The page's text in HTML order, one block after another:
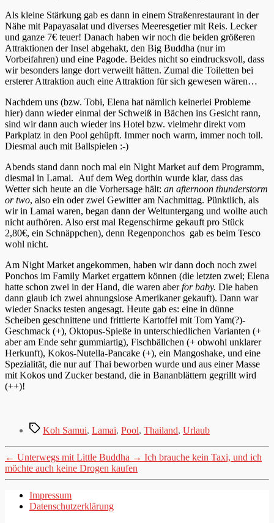
Als kleine Stärkung gab es dann in einem Straßenrestaurant in der
Nähe mit Papayasalat und diverses Meeresgetier mit Reis. Lecker
und ganze 7€ teuer! Danach haben wir noch die beiden größeren
Attraktionen der Insel abgehakt, den Big Buddha (nur im
Vorbeifahren) und eine Pagode. Beides nicht so eindrucksvoll, dass
wir besonders lange dort verweilt hätten. Zumal die Toiletten bei
ersterer Attraktion auch eine Attraktion für sich gewesen wären…
Nachdem uns (bzw. Tobi, Elena hat nämlich keinerlei Probleme
hier) dann wieder einmal der Schweiß in Bächen ins Gesicht rann,
sind wir dann auch wieder ins Hotel bzw. vielmehr direkt vom
Parkplatz in den Pool gehüpft. Immer noch warm, immer noch toll.
Diesmal auch mit Ballspielen :-)
Abends stand dann noch mal ein Night Market auf dem Programm,
diesmal in Lamai. Auf dem Weg dorthin wurde klar, dass das
Wetter sich heute an die Vorhersage hält: an afternoon thunderstorm
or two, also ein oder zwei Gewitter am Nachmittag. Pünktlich, als
wir in Lamai waren, began dann der Weltuntergang und wollte auch
nicht aufhören. Also erst mal Regenschirme gekauft pro Stück
2,80€, ein Schnäppchen), denn Regenponchos gab es beim Tesco
wohl nicht.
Am Night Market angekommen, haben wir dann doch noch zwei
Ponchos im Family Market ergattern können (die letzten zwei; Elena
hatte schon zwei in der Hand, die waren aberfor baby. Die haben
dann glaub ich zwei ahnungslose Amerikaner gekauft). Dann war
wieder Snacks testen angesagt. Heute gab es: eine in dünne
Scheiben geschnittene und frittierte Kartoffel mit Tom Yam(?)-
Geschmack (+), Oktopus-Spieße in unterschiedlichen Varianten (+
aber am Ende sehr gummiartig), Fischbällchen (+ obwohl unklarer
Herkunft), Kokos-Nutella-Pancake (+), ein Mangoshake, und eine
Spezialität, die nur auf Thai beworben wurde und aus einer Masse
mit Kokos und Zucker bestand, die in Bananblättern gegrillt wird
(++)!
Schlagwörter
Koh Samui, Lamai, Pool, Thailand, Urlaub
← Unterwegs mit Little Buddha → Ich brauche kein Taxi, und ich
möchte auch keine Drogen kaufen
Impressum
Datenschutzerklärung